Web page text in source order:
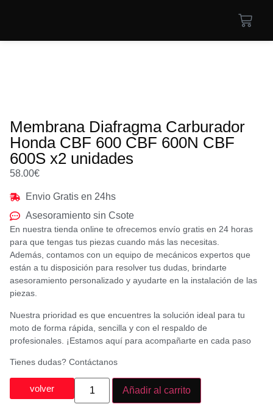
Membrana Diafragma Carburador
Honda CBF 600 CBF 600N CBF
600S x2 unidades
58.00€
Envio Gratis en 24hs
Asesoramiento sin Csote
En nuestra tienda online te ofrecemos envío gratis en 24 horas
para que tengas tus piezas cuando más las necesitas.
Además, contamos con un equipo de mecánicos expertos que
están a tu disposición para resolver tus dudas, brindarte
asesoramiento personalizado y ayudarte en la instalación de las
piezas.
Nuestra prioridad es que encuentres la solución ideal para tu
moto de forma rápida, sencilla y con el respaldo de
profesionales. ¡Estamos aquí para acompañarte en cada paso
Tienes dudas? Contáctanos
volver Añadir al carrito